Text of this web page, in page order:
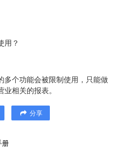
用？
多个功能会被限制使用，只能做
相关的报表。
分享
册